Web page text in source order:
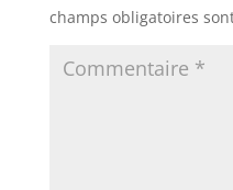
champs obligatoires